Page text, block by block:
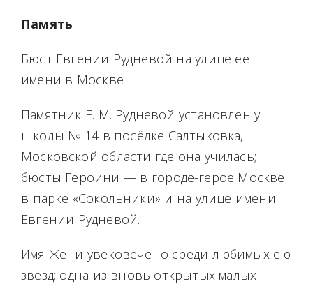
Память
Бюст Евгении Рудневой на улице ее
имени в Москве
Памятник Е. М. Рудневой установлен у
школы № 14 в посёлке Салтыковка,
Московской области где она училась;
бюсты Героини — в городе-герое Москве
в парке «Сокольники» и на улице имени
Евгении Рудневой.
Имя Жени увековечено среди любимых ею
звезд: одна из вновь открытых малых